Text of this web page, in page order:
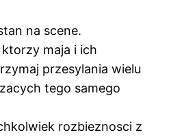
na scene.
maja i ich
przesylania wielu
tego samego
rozbieznosci z